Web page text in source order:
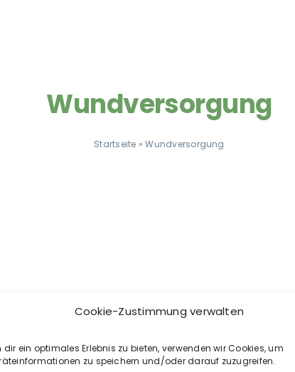
Cookie-Zustimmung verwalten
dir ein optimales Erlebnis zu bieten, verwenden wir Cookies, um
zu speichern und/oder darauf zuzugreifen.
Wundversorgung
Startseite »Wundversorgung